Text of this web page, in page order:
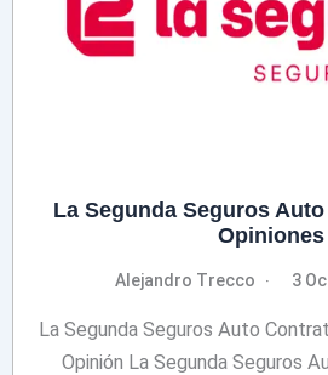
La Segunda Seguros
Opiniones
Alejandro Trecco 3
La Segunda Seguros Auto
Opinión La Segunda Seguros